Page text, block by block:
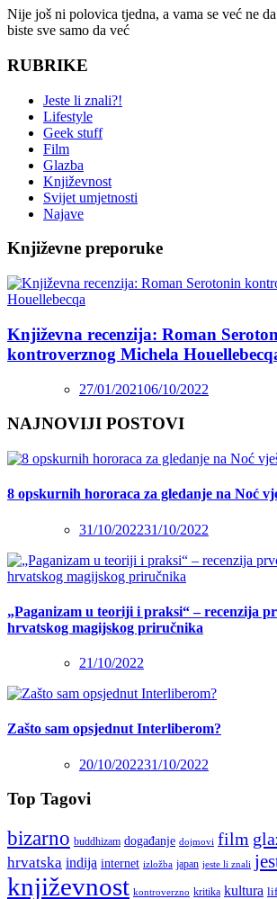
Nije još ni polovica tjedna, a vama se već ne
biste sve samo da već
RUBRIKE
Jeste li znali?!
Lifestyle
Geek stuff
Film
Glazba
Književnost
Svijet umjetnosti
Najave
Književne preporuke
Književna recenzija: Roman
kontroverznog Michela
27/01/202106/10/2022
NAJNOVIJI POSTOVI
8 opskurnih hororaca za gledanje na Noć
31/10/202231/10/2022
„Paganizam u teoriji i praksi“ – recenzija
hrvatskog magijskog priručnika
21/10/2022
Zašto sam opsjednut Interliberom?
20/10/202231/10/2022
Top Tagovi
bizarno buddhizam događanje dojmovi film
hrvatska indija internet izložba japan jeste li znali
književnost kontroverzno kritika kultura